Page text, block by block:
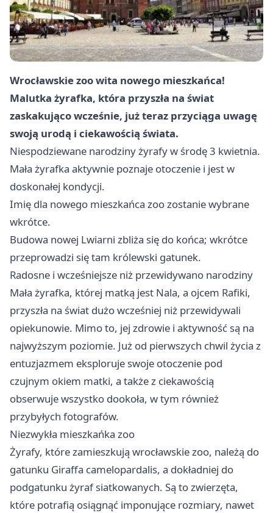
Wrocławskie zoo wita nowego mieszkańca!
Malutka żyrafka, która przyszła na świat
zaskakująco wcześnie, już teraz przyciąga uwagę
swoją urodą i ciekawością świata.
Niespodziewane narodziny żyrafy w środę 3 kwietnia.
Mała żyrafka aktywnie poznaje otoczenie i jest w
doskonałej kondycji.
Imię dla nowego mieszkańca zoo zostanie wybrane
wkrótce.
Budowa nowej Lwiarni zbliża się do końca; wkrótce
przeprowadzi się tam królewski gatunek.
Radosne i wcześniejsze niż przewidywano narodziny
Mała żyrafka, której matką jest Nala, a ojcem Rafiki,
przyszła na świat dużo wcześniej niż przewidywali
opiekunowie. Mimo to, jej zdrowie i aktywność są na
najwyższym poziomie. Już od pierwszych chwil życia z
entuzjazmem eksploruje swoje otoczenie pod
czujnym okiem matki, a także z ciekawością
obserwuje wszystko dookoła, w tym również
przybyłych fotografów.
Niezwykła mieszkańka zoo
Żyrafy, które zamieszkują wrocławskie zoo, należą do
gatunku Giraffa camelopardalis, a dokładniej do
podgatunku żyraf siatkowanych. Są to zwierzęta,
które potrafią osiągnąć imponujące rozmiary, nawet